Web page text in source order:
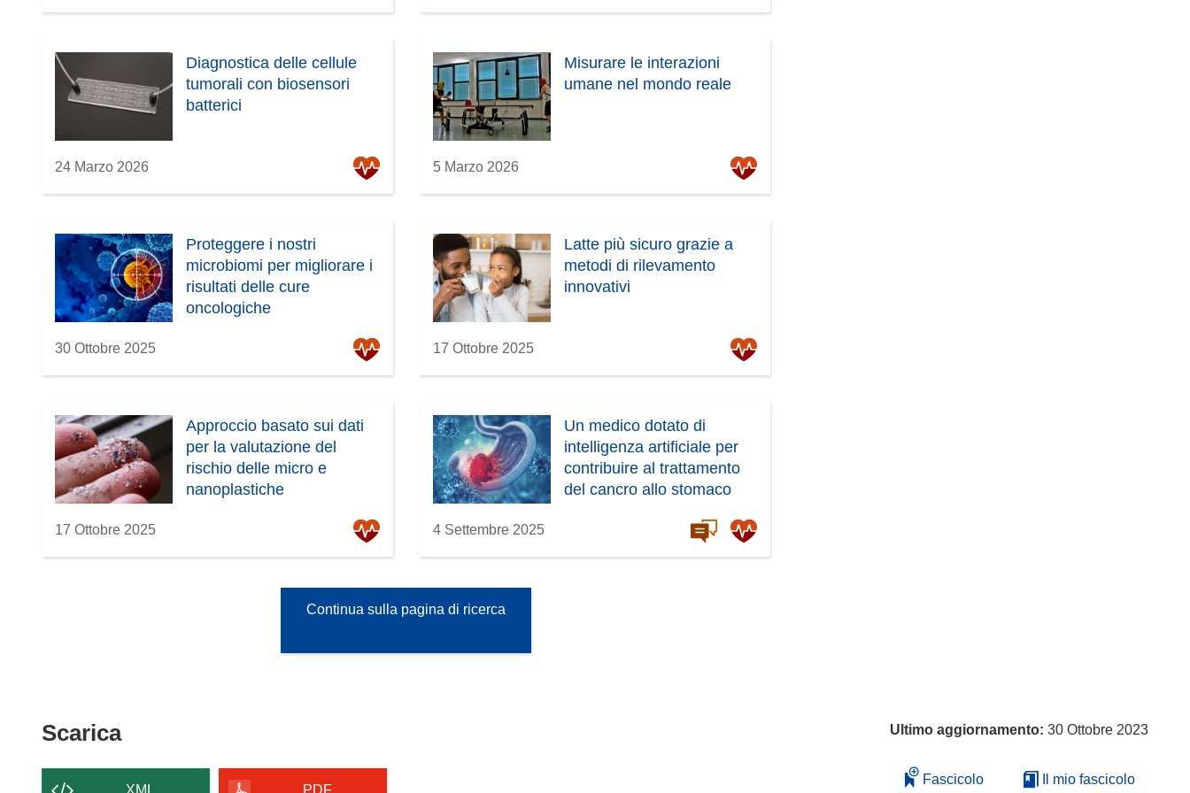
f
n
e
s
Diagnostica delle cellule
tumorali con biosensori
batterici
24 Marzo 2026
Misurare le interazioni
umane nel mondo reale
5 Marzo 2026
Proteggere i nostri
microbiomi per migliorare i
risultati delle cure
oncologiche
30 Ottobre 2025
Latte più sicuro grazie a
metodi di rilevamento
innovativi
17 Ottobre 2025
Approccio basato sui dati
per la valutazione del
rischio delle micro e
nanoplastiche
17 Ottobre 2025
Un medico dotato di
intelligenza artificiale per
contribuire al trattamento
del cancro allo stomaco
4 Settembre 2025
Continua sulla pagina di ricerca
ScaricaScarica
contenuto
XML PDF
Ultimo aggiornamento: 30 Ottobre 2023
Fascicolo Il mio fascicolo